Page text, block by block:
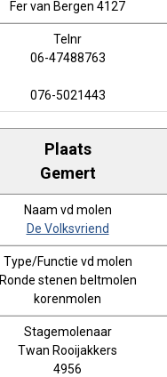
Fer van Bergen 4127
06-47488763
076-5021443
Gemert
De Volksvriend
Ronde stenen beltmolen
korenmolen
Twan Rooijakkers
4956